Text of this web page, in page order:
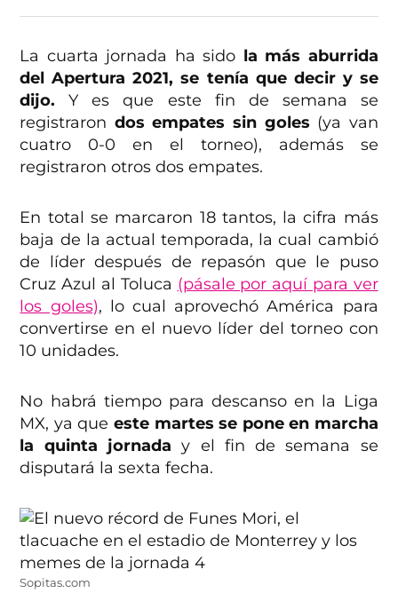
La cuarta jornada ha sido la más aburrida
del Apertura 2021, se tenía que decir y se
dijo. Y es que este fin de semana se
registraron dos empates sin goles (ya van
cuatro 0-0 en el torneo), además se
registraron otros dos empates.
En total se marcaron 18 tantos, la cifra más
baja de la actual temporada, la cual cambió
de líder después de repasón que le puso
Cruz Azul al Toluca (pásale por aquí para ver
los goles), lo cual aprovechó América para
convertirse en el nuevo líder del torneo con
10 unidades.
No habrá tiempo para descanso en la Liga
MX, ya que este martes se pone en marcha
la quinta jornada y el fin de semana se
disputará la sexta fecha.
Sopitas.com